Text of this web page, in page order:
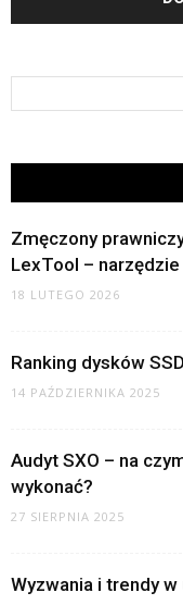
Zmęczony
LexTool –
18 LUTEGO 2026
Ranking dysków
14 PAŹDZIERNIKA 2025
Audyt SXO – na
wykonać?
27 SIERPNIA 2025
Wyzwania i trendy w